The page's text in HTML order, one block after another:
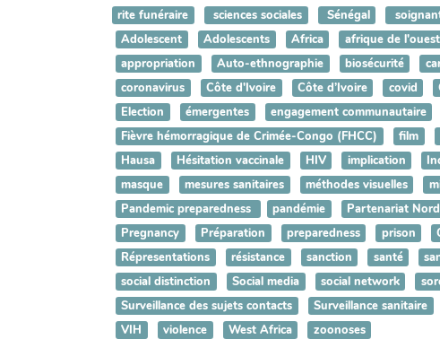
rite funéraire
sciences sociales Sénégal
Adolescent
Adolescents Africa afrique de l'ouest
appropriation
Auto-ethnographie biosécurité
coronavirus
Côte d'Ivoire Côte d’Ivoire covid
Election
émergentes engagement communautaire
Fièvre hémorragique de Crimée-Congo (FHCC)
film
Hausa
Hésitation vaccinale HIV implication
masque
mesures sanitaires méthodes visuelles
Pandemic preparedness
pandémie Partenariat
Pregnancy
Préparation preparedness prison
Répresentations
résistance sanction santé
social distinction
Social media social network
Surveillance des sujets contacts
Surveillance sanitaire
VIH
violence West Africa zoonoses